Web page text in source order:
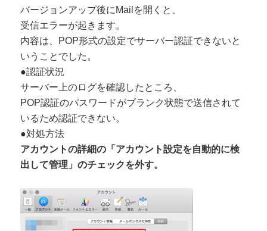
バージョンアップ後にMailを開くと、
受信エラーが起きます。
内容は、POP形式の設定でサーバー認証できないと
いうことでした。
●認証状況
サーバー上のログを確認したところ、
POP認証のパスワードがブランク状態で送信されて
いるため認証できない。
●対処方法
アカウントの詳細の「アカウント設定を自動的に検
出して管理」のチェックを外す。